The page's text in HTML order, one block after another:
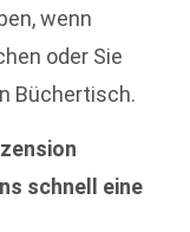
wenn
oder Sie
Büchertisch.
schnell eine